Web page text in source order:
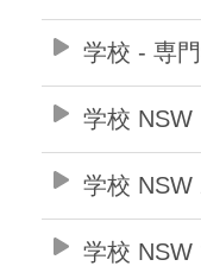
学校 - 専
学校 NSW
学校 NSW
学校 NSW